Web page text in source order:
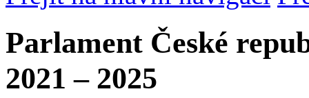
Parlament České
2021 – 2025